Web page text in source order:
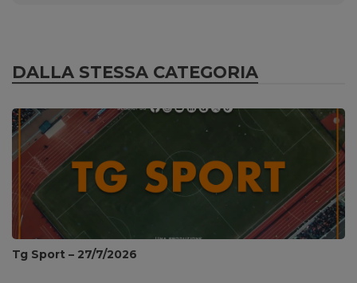
DALLA STESSA CATEGORIA
Tg Sport – 27/7/2026